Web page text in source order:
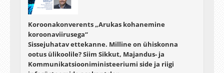
Koroonakonverents „Arukas kohanemine
koroonaviirusega“
Sissejuhatav ettekanne. Milline on ühiskonna
ootus ülikoolile? Siim Sikkut, Majandus- ja
Kommunikatsiooniministeeriumi side ja riigi